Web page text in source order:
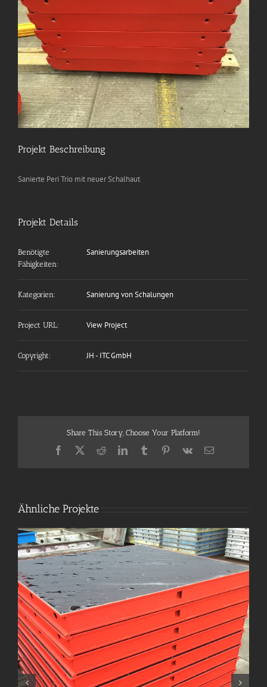
Projekt Beschreibung
Sanierte Peri Trio mit neuer Schalhaut
Projekt Details
Benötigte
Fähigkeiten:
Sanierungsarbeiten
Kategorien: Sanierung von Schalungen
Project URL: View Project
Copyright: JH - ITC GmbH
Share This Story, Choose Your Platform!
Facebook
X RedditLinkedInTumblrPinterest
Vk
E-
Ähnliche Projekte
Hünnebeck Topec mit neuer Holz Schalhaut